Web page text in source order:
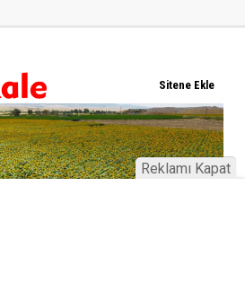
Reklamı Kapat